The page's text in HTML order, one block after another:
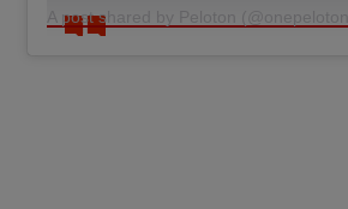
A post shared by Peloton (@onepeloton)